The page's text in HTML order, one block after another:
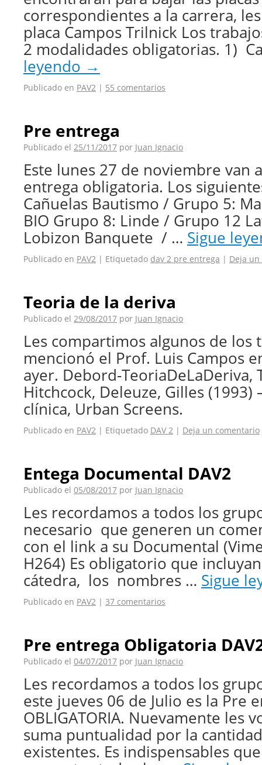
correspondientes a la carrera,
placa Campos Trilnick Los
2 modalidades obligatorias. 1)
leyendo →
Publicado en PAV2 | 55 comentarios
Pre entrega
Publicado el 25/11/2017 por Juan Ignacio
Este lunes 27 de noviembre van
entrega obligatoria. Los
Cañuelas Bautismo / Grupo 5:
BIO Grupo 8: Linde / Grupo 12
Lobizon Banquete / … Sigue
Publicado en PAV2 | Etiquetado dav 2 pre entrega | Deja
Teoria de la deriva
Publicado el 29/08/2017 por Juan Ignacio
Les compartimos algunos de los
mencionó el Prof. Luis Campos
ayer. Debord-TeoriaDeLaDeriva,
Hitchcock, Deleuze, Gilles (1993)
clínica, Urban Screens.
Publicado en PAV2 | Etiquetado DAV 2 | Deja un comentario
Entega Documental DAV2
Publicado el 05/08/2017 por Juan Ignacio
Les recordamos a todos los
necesario que generen un
con el link a su Documental
H264) Es obligatorio que
cátedra, los nombres … Sigue
Publicado en PAV2 | 37 comentarios
Pre entrega Obligatoria
Publicado el 04/07/2017 por Juan Ignacio
Les recordamos a todos los
este jueves 06 de Julio es la Pre
OBLIGATORIA. Nuevamente les
suma puntualidad por la
existentes. Es indispensables